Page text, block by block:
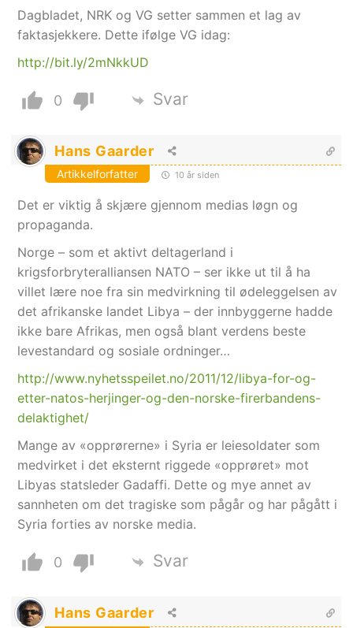
Dagbladet, NRK og VG setter sammen et lag av
faktasjekkere. Dette ifølge VG idag:
http://bit.ly/2mNkkUD
0 Svar
Hans Gaarder
Artikkelforfatter 10 år siden
Det er viktig å skjære gjennom medias løgn og
propaganda.
Norge – som et aktivt deltagerland i
krigsforbryteralliansen NATO – ser ikke ut til å ha
villet lære noe fra sin medvirkning til ødeleggelsen av
det afrikanske landet Libya – der innbyggerne hadde
ikke bare Afrikas, men også blant verdens beste
levestandard og sosiale ordninger…
http://www.nyhetsspeilet.no/2011/12/libya-for-og-
etter-natos-herjinger-og-den-norske-firerbandens-
delaktighet/
Mange av «opprørerne» i Syria er leiesoldater som
medvirket i det eksternt riggede «opprøret» mot
Libyas statsleder Gadaffi. Dette og mye annet av
sannheten om det tragiske som pågår og har pågått i
Syria forties av norske media.
0 Svar
Hans Gaarder